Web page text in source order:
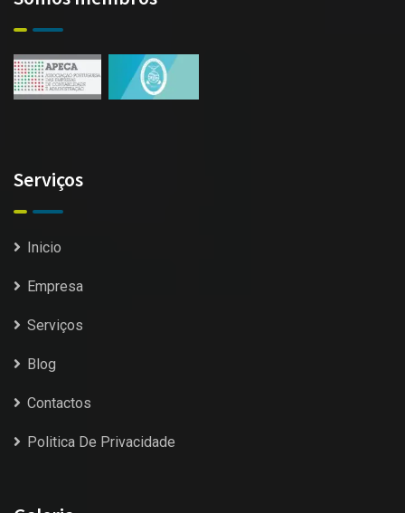
Serviços
Inicio
Empresa
Serviços
Blog
Contactos
Politica De Privacidade